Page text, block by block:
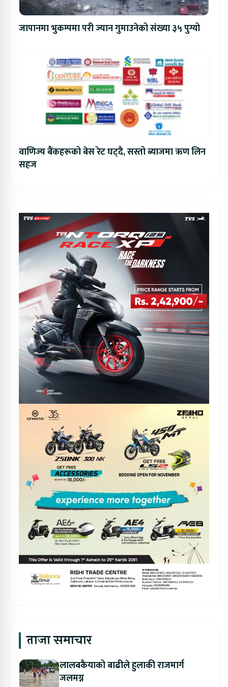
जापानमा भुकम्पमा परी ज्यान गुमाउनेको संख्या ३५ पुग्यो
वाणिज्य बैंकहरूको बेस रेट घट्दै, सस्तो ब्याजमा ऋण लिन
सहज
ताजा समाचार
लालबकैयाको बाढीले हुलाकी राजमार्ग
जलमग्न